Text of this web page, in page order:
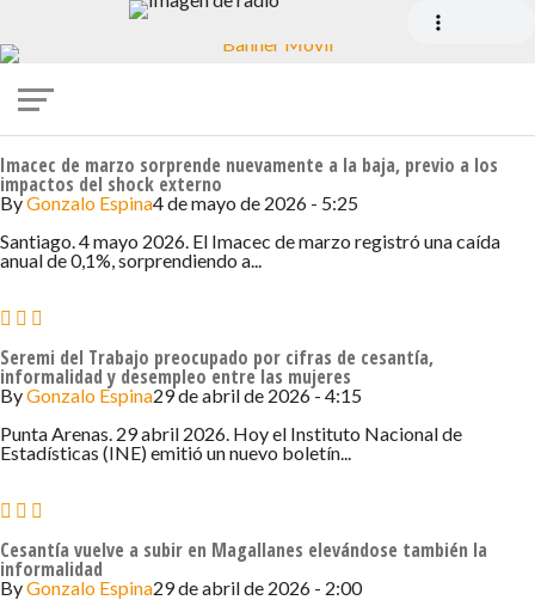
Imacec de marzo sorprende nuevamente a la baja, previo a los
impactos del shock externo
ByGonzalo Espina4 de mayo de 2026 - 5:25
Santiago. 4 mayo 2026. El Imacec de marzo registró una caída
anual de 0,1%, sorprendiendo a...
Seremi del Trabajo preocupado por cifras de cesantía,
informalidad y desempleo entre las mujeres
ByGonzalo Espina29 de abril de 2026 - 4:15
Punta Arenas. 29 abril 2026. Hoy el Instituto Nacional de
Estadísticas (INE) emitió un nuevo boletín...
Cesantía vuelve a subir en Magallanes elevándose también la
informalidad
ByGonzalo Espina29 de abril de 2026 - 2:00